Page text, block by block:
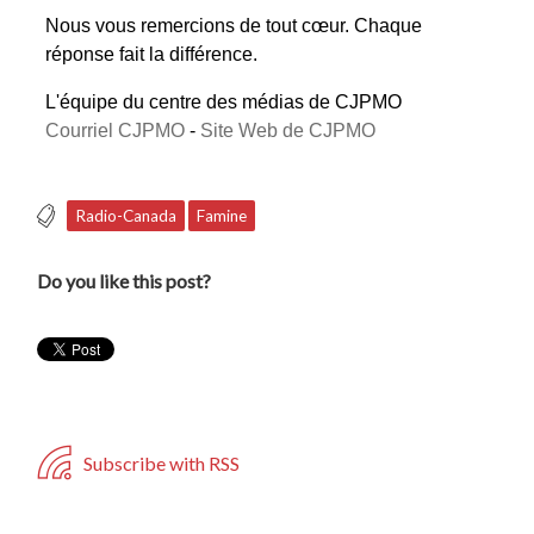
Nous vous remercions de tout cœur. Chaque
réponse fait la différence.
L'équipe du centre des médias de CJPMO
Courriel CJPMO - Site Web de CJPMO
Radio-Canada Famine
Do you like this post?
Subscribe with RSS